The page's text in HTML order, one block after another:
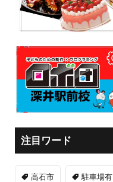
注目ワード
高石市 駐車場有